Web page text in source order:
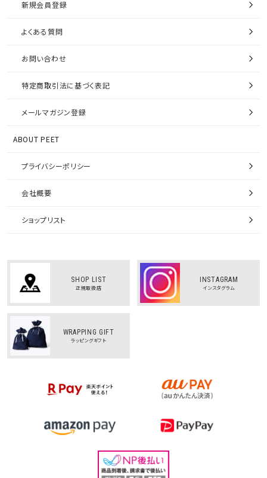
新規会員登録
よくある質問
お問い合わせ
特定商取引法に基づく表記
メールマガジン登録
ABOUT PEET
プライバシーポリシー
会社概要
ショップリスト
SHOP LIST
正規取扱店
INSTAGRAM
インスタグラム
WRAPPING GIFT
ラッピングギフト